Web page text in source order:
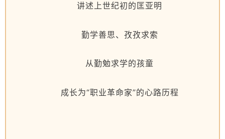
讲述上世纪初的匡亚明
勤学善思、孜孜求索
从勤勉求学的孩童
成长为“职业革命家”的心路历程